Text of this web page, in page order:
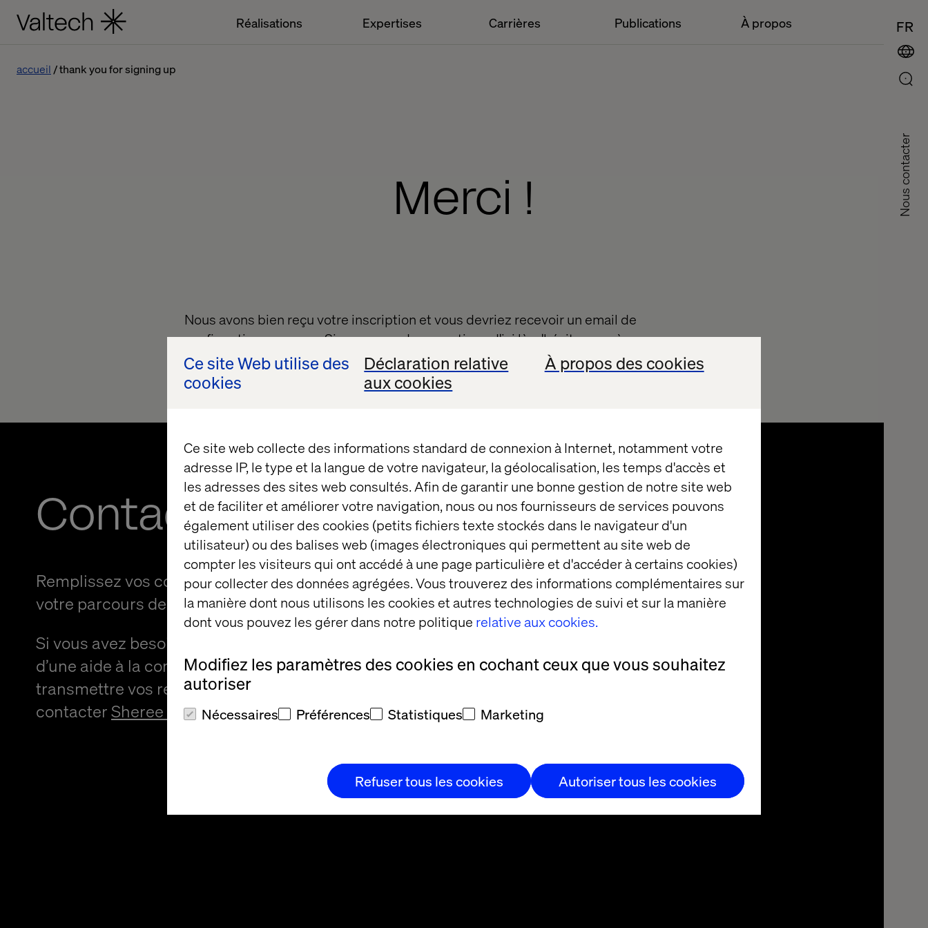
Ce site Web utilise des
cookies
Déclaration relative
aux cookies
À propos des cookies
Ce site web collecte des informations standard de connexion à Internet, notamment votre
adresse IP, le type et la langue de votre navigateur, la géolocalisation, les temps d'accès et
les adresses des sites web consultés. Afin de garantir une bonne gestion de notre site web
et de faciliter et améliorer votre navigation, nous ou nos fournisseurs de services pouvons
également utiliser des cookies (petits fichiers texte stockés dans le navigateur d'un
utilisateur) ou des balises web (images électroniques qui permettent au site web de
compter les visiteurs qui ont accédé à une page particulière et d'accéder à certains cookies)
pour collecter des données agrégées. Vous trouverez des informations complémentaires sur
la manière dont nous utilisons les cookies et autres technologies de suivi et sur la manière
dont vous pouvez les gérer dans notre politique relative aux cookies.
Modifiez les paramètres des cookies en cochant ceux que vous souhaitez
autoriser
Nécessaires Préférences Statistiques Marketing
Refuser tous les cookies Autoriser tous les cookies
Réalisations Expertises Carrières Publications À propos FR
Nous contacter
accueil thank you for signing up
Merci !
Nous avons bien reçu votre inscription et vous devriez recevoir un email de
confirmation sous peu. Si vous avez des questions d'ici là, n'hésitez pas ànous
contacter.
Contactez-nous
Remplissez vos coordonnées et démarrons
votre parcours de transformation digitale.
Si vous avez besoin d’un format alternatif ou
d’une aide à la communication pour
transmettre vos retours, veuillez
contacterSheree Atcheson.